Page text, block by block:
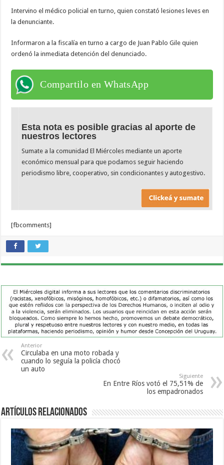
Intervino el médico policial en turno, quien constató lesiones leves en
la denunciante.
Informaron a la fiscalía en turno a cargo de Juan Pablo Gile quien
ordenó la inmediata detención del denunciado.
Compartilo en WhatsApp
Esta nota es posible gracias al aporte de
nuestros lectores
Sumate a la comunidad El Miércoles mediante un aporte
económico mensual para que podamos seguir haciendo
periodismo libre, cooperativo, sin condicionantes y autogestivo.
[fbcomments]
Anterior
Circulaba en una moto robada y
cuando lo seguía la policía chocó
un auto
Siguiente
En Entre Ríos votó el 75,51% de
los empadronados
Artículos Relacionados